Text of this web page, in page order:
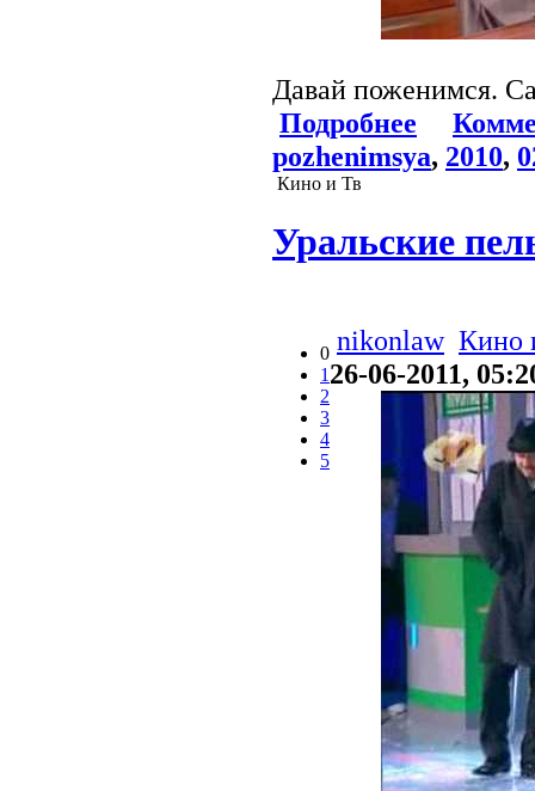
Давай поженимся.
Подробнее
pozhenimsya, 2010,
Кино и Тв
Уральские
0
1
2
3
4
5
nikonlaw Кино
26-06-2011,